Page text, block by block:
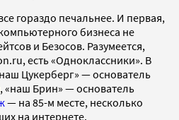
гораздо печальнее. И первая,
бизнеса не
и Безосов. Разумеется,
есть «Одноклассники». В
Цукерберг» — основатель
, «наш Брин» — основатель
— на 85-м месте, несколько
на интернете.